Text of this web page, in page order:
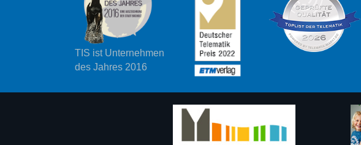
TIS ist Unternehmen
des Jahres 2016